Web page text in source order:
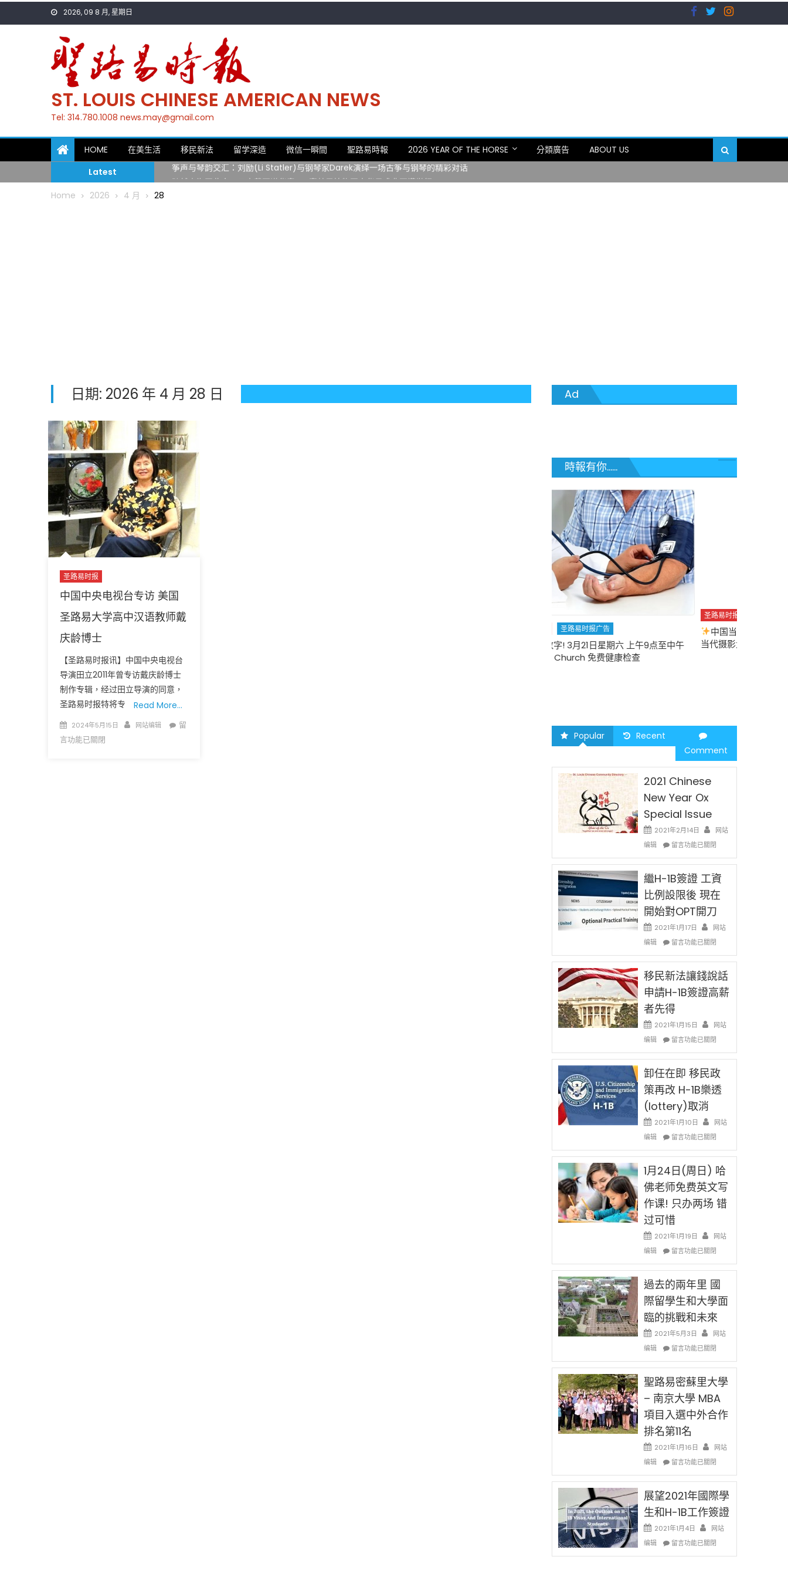
2026, 09 8 月, 星期日
ST. LOUIS CHINESE AMERICAN NEWS
Tel: 314.780.1008 news.may@gmail.com
HOME 在美生活 移民新法 留学深造 微信一瞬間 聖路易時報 2026 YEAR OF THE HORSE 分類廣告
ABOUT US
Latest
一晃三十年，初夏又相逢。中华日，等你来赴约 —— 密苏里植物园“中华日三十周年特别报道（五）
筝声与琴韵交汇：刘励(Li Statler)与钢琴家Darek演绎一场古筝与钢琴的精彩对话
跨越山海同此会，三十载再谱华章——密苏里植物园中华日盛典圆满举行
Home 2026 4 月 28
日期: 2026 年 4 月 28 日
圣路易时报
中国中央电视台专访 美国
圣路易大学高中汉语教师戴
庆龄博士
【圣路易时报讯】中国中央电视台
导演田立2011年曾专访戴庆龄博士
制作专辑，经过田立导演的同意，
圣路易时报特将专
Read More…
Posted
on
2024年5月15日 Author
网站编辑
在
留
言功能已關閉
Ad
時報有你......
Lu Team 卢长志
条件者使用 欢迎参加索取! 4月18日星期六 上午
9点至中午 Grace UM Church
中国当代摄影重磅展
华盛顿大学举办中国
当代摄影大展 “回望未来”
Popular
Recent
Comment
2021 Chinese
New Year Ox
Special Issue
2021年2月14日
网站
编辑
在
Chinese
New
Year
Ox
Special
中
留言功能已關閉
繼H-1B簽證 工資
比例設限後 現在
開始對OPT開刀
2021年1月17日
网站
编辑
在
H-
1B
簽
證
工
比
例
設
限
後
現
在
開
始
OPT
開
中
留言功能已關閉
移民新法讓錢說話
申請H-1B簽證高薪
者先得
2021年1月15日
网站
编辑
在
民
新
法
讓
錢
話
申
請
H-
1B
簽
證
高
薪
者
先
得〉
留言功能已關閉
卸任在即 移民政
策再改 H-1B樂透
(lottery)取消
2021年1月10日
网站
编辑
在
任
在
即
移
民
政
策
再
改
H-
1B
樂
透
(lottery)
取
消〉
中
留言功能已關閉
1月24日(周日) 哈
佛老师免费英文写
作课! 只办两场 错
过可惜
2021年1月19日
网站
编辑
在
月
24
日
(周
日)
佛
老
师
免
费
英
文
写
作
课!
只
办
场
错
可
惜〉
中
留言功能已關閉
過去的兩年里 國
際留學生和大學面
臨的挑戰和未來
2021年5月3日
网站
编辑
在
去
的
兩
年
里
國
際
留
學
生
和
大
學
面
臨
挑
戰
留言功能已關閉
聖路易密蘇里大學
– 南京大學 MBA
項目入選中外合作
排名第11名
2021年1月16日
网站
编辑
在
路
易
蘇
里
大
學
–
留言功能已關閉
展望2021年國際學
生和H-1B工作簽證
2021年1月4日
网站
编辑
在
留言功能已關閉